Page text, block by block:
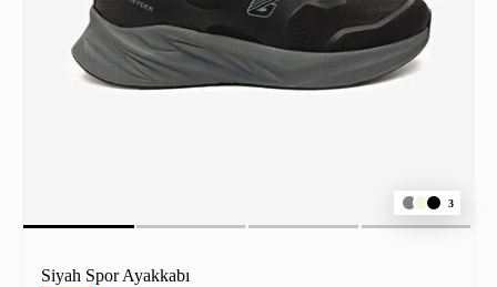
3
Siyah Spor Ayakkabı